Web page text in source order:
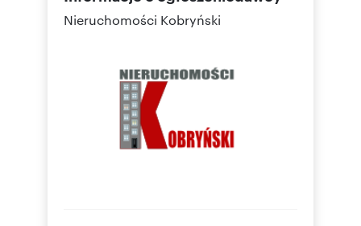
Nieruchomości Kobryński